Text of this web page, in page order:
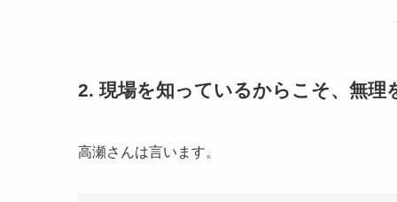
2. 現場を知っているからこそ、無理
高瀬さんは言います。